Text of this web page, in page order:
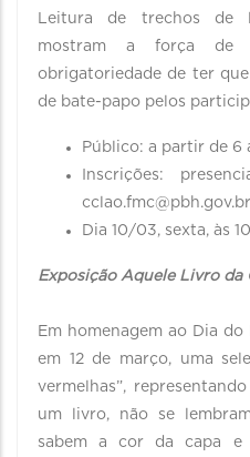
Leitura de trechos de
mostram a força
obrigatoriedade de ter
de bate-papo pelos
Público: a partir de 6
Inscrições:
Dia 10/03, sexta, às
Exposição Aquele Livro da
Em homenagem ao Dia
em 12 de março, uma
vermelhas”,
um livro, não se
sabem a cor da capa e